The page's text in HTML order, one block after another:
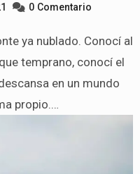
0 Comentario
temprano, conocí el
en un mundo
propio.…